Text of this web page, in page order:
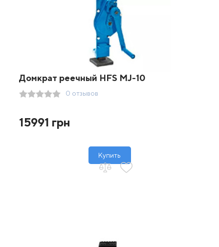
Домкрат реечный HFS MJ-10
0 отзывов
15991 грн
Купить